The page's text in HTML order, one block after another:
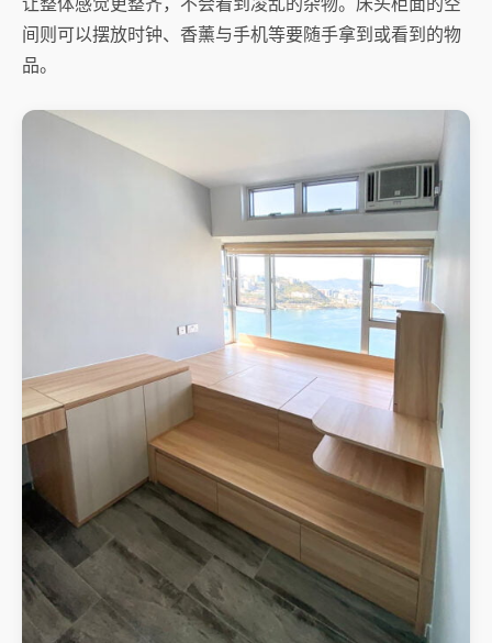
让整体感觉更整齐，不会看到凌乱的杂物。床头柜面的空
间则可以摆放时钟、香薰与手机等要随手拿到或看到的物
品。